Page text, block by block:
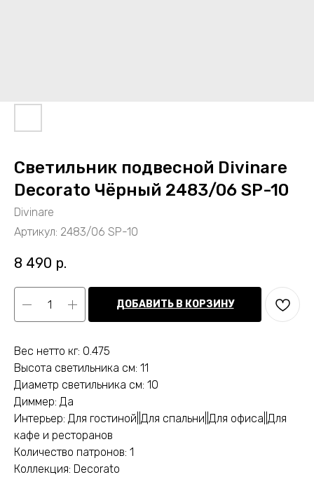
Светильник подвесной Divinare
Decorato Чёрный 2483/06 SP-10
Divinare
Артикул: 2483/06 SP-10
8 490 р.
ДОБАВИТЬ В КОРЗИНУ
Вес нетто кг: 0.475
Высота светильника см: 11
Диаметр светильника см: 10
Диммер: Да
Интерьер: Для гостиной||Для спальни||Для офиса||Для
кафе и ресторанов
Количество патронов: 1
Коллекция: Decorato